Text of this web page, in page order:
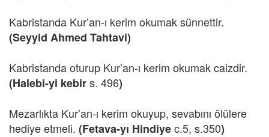
Kabristanda Kur’an-ı kerim okumak sünnettir.
(Seyyid Ahmed Tahtavi)
Kabristanda oturup Kur’an-ı kerim okumak caizdir.
(Halebi-yi kebirs. 496)
Mezarlıkta Kur’an-ı kerim okuyup, sevabını ölülere
hediye etmeli. (Fetava-yı Hindiyec.5, s.350)